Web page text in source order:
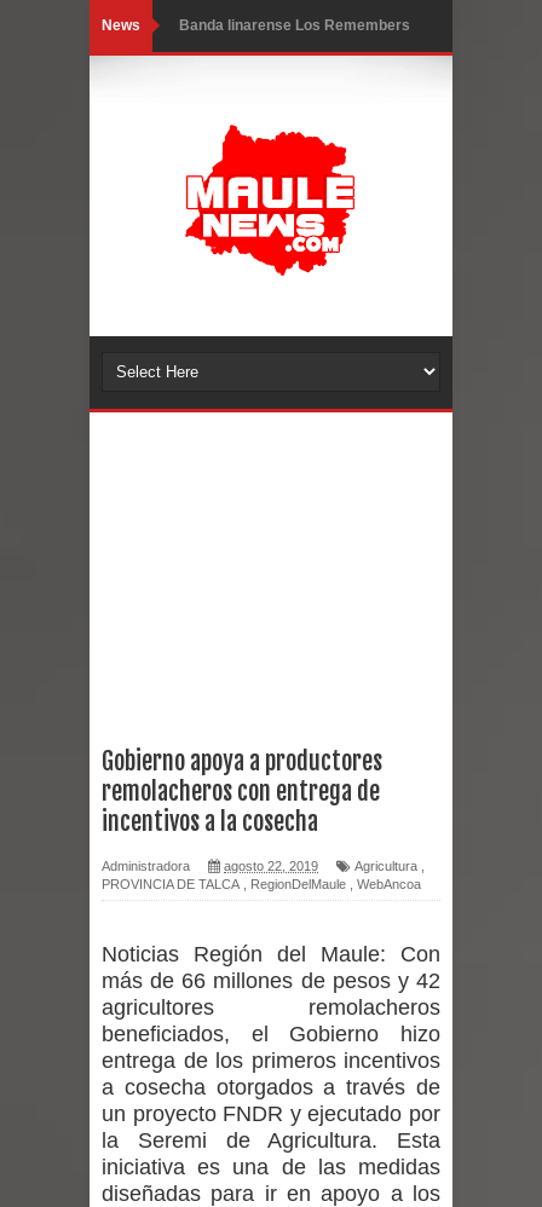
News Banda linarense Los Remembers
intercambio musical y pedagógico
con comunidades escolares
Alta positividad en influenza hace que
expertos reiteren llamado a
Mario Meza endurece críticas contra
de Chile analizan el creciente interés
Renuncia del seremi Minvu en el
denuncias por viviendas sociales en
Talca
Diputado Jorge Guzmán rechaza
proyecto de interconexión eléctrica
en la alta cordillera del Maule por su
Gobierno apoya a productores
remolacheros con entrega de
incentivos a la cosecha
Administradora agosto 22, 2019 Agricultura
PROVINCIA DE TALCA
RegionDelMaule WebAncoa
Noticias Región del Maule: Con
más de 66 millones de pesos y 42
agricultores remolacheros
beneficiados, el Gobierno hizo
entrega de los primeros incentivos
a cosecha otorgados a través de
un proyecto FNDR y ejecutado por
la Seremi de Agricultura. Esta
iniciativa es una de las medidas
diseñadas para ir en apoyo a los